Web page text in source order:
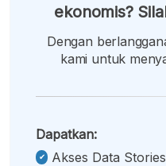
ekonomis?
Dengan
kami untuk
Dapatkan:
Akses Data